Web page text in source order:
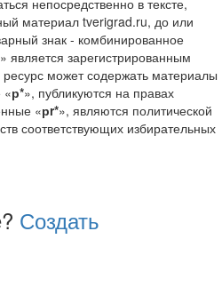
непосредственно в тексте,
материал tverigrad.ru, до или
знак - комбинированное
является зарегистрированным
может содержать материалы
«р*», публикуются на правах
«рr*», являются политической
соответствующих избирательных
Создать